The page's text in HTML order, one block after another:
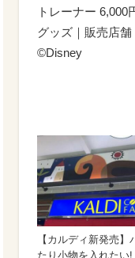
トレーナー
グッズ｜販売店
©Disney